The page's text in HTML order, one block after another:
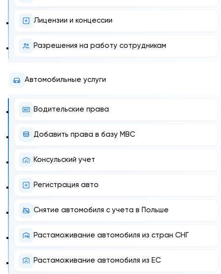
Лицензии и концессии
Разрешения на работу сотрудникам
Автомобильные услуги
Водительские права
Добавить права в базу МВС
Консульский учет
Регистрация авто
Снятие автомобиля с учета в Польше
Растаможивание автомобиля из стран СНГ
Растаможивание автомобиля из ЕС